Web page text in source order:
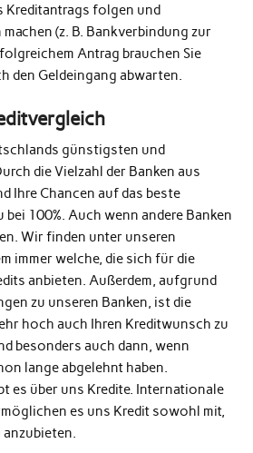
Kreditantrags folgen und
(z. B. Bankverbindung zur
Antrag brauchen Sie
den Geldeingang abwarten.
günstigsten und
die Vielzahl der Banken aus
Ihre Chancen auf das beste
100%. Auch wenn andere Banken
Wir finden unter unseren
immer welche, die sich für die
anbieten. Außerdem, aufgrund
zu unseren Banken, ist die
hoch auch Ihren Kreditwunsch zu
besonders auch dann, wenn
lange abgelehnt haben.
es über uns Kredite. Internationale
es uns Kredit sowohl mit,